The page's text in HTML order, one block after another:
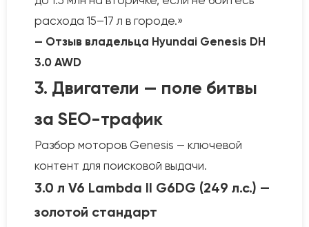
расхода 15–17 л в городе.»
— Отзыв владельца Hyundai Genesis DH
3.0 AWD
3. Двигатели — поле битвы
за SEO-трафик
Разбор моторов Genesis — ключевой
контент для поисковой выдачи.
3.0 л V6 Lambda II G6DG (249 л.с.) —
золотой стандарт